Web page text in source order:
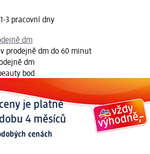
3 pracovní dny
dm
prodejně dm do 60 minut
dm
bod
je platné
4 měsíců
cenách